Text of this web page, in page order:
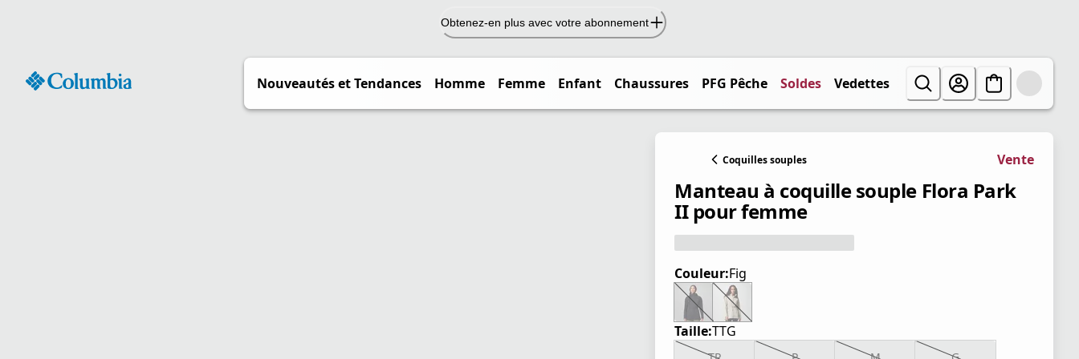
Obtenez-en plus avec votre abonnement
Nouveautés et Tendances Homme Femme Enfant Chaussures PFG Pêche Soldes Vedettes
Coquilles souples Vente
Manteau à coquille souple Flora Park
II pour femme
Couleur:Fig
Taille:TTG